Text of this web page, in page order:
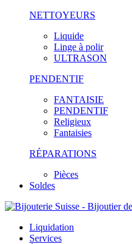
NETTOYEURS
Liquide
Linge à polir
ULTRASON
PENDENTIF
FANTAISIE
PENDENTIF
Religieux
Fantaisies
RÉPARATIONS
Pièces
Soldes
Liquidation
Services